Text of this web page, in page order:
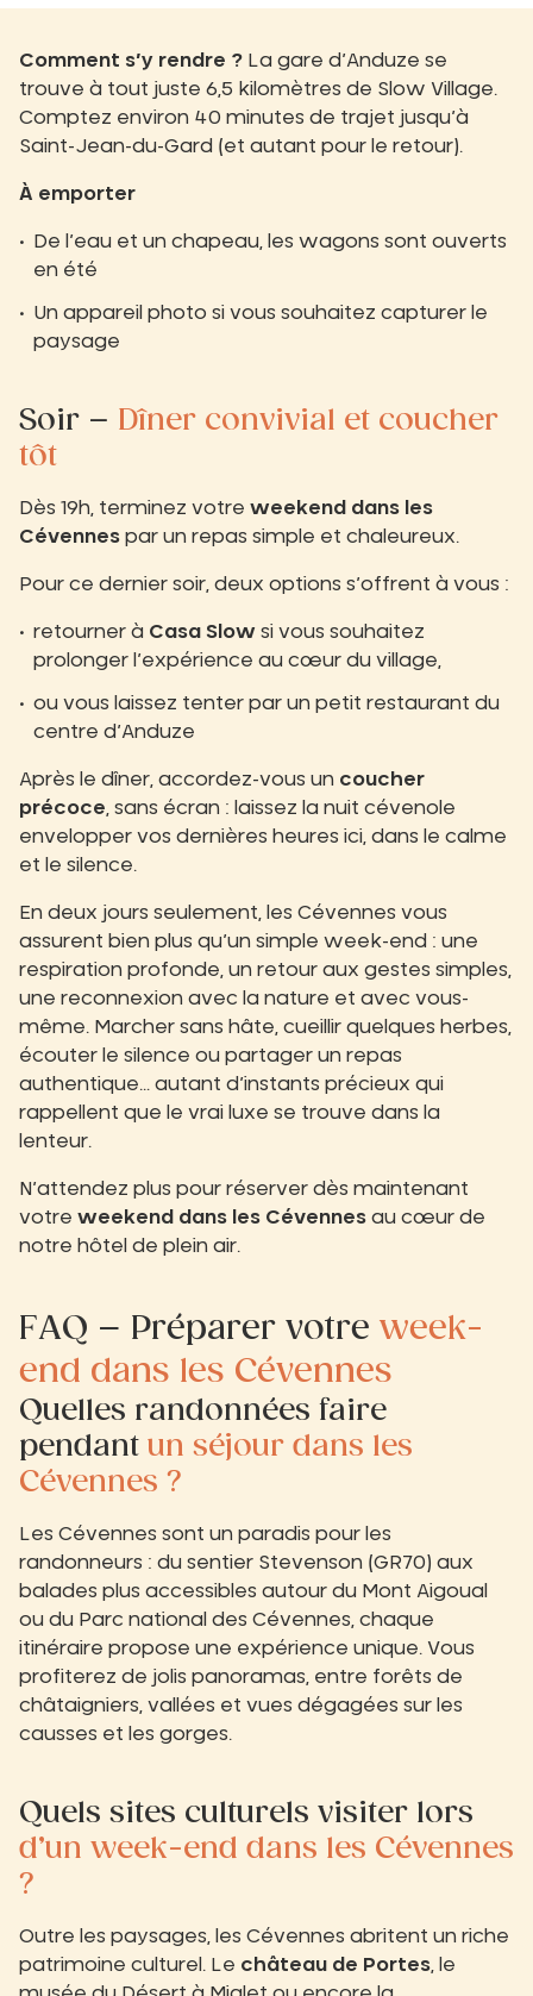
Comment s’y rendre ? La gare d’Anduze se
trouve à tout juste 6,5 kilomètres de Slow Village.
Comptez environ 40 minutes de trajet jusqu’à
Saint-Jean-du-Gard (et autant pour le retour).
À emporter
De l’eau et un chapeau, les wagons sont ouverts
en été
Un appareil photo si vous souhaitez capturer le
paysage
Soir – Dîner convivial et coucher
tôt
Dès 19h, terminez votre weekend dans les
Cévennes par un repas simple et chaleureux.
Pour ce dernier soir, deux options s’offrent à vous :
retourner à Casa Slow si vous souhaitez
prolonger l’expérience au cœur du village,
ou vous laissez tenter par un petit restaurant du
centre d’Anduze
Après le dîner, accordez-vous un coucher
précoce , sans écran : laissez la nuit cévenole
envelopper vos dernières heures ici, dans le calme
et le silence.
En deux jours seulement, les Cévennes vous
assurent bien plus qu’un simple week-end : une
respiration profonde, un retour aux gestes simples,
une reconnexion avec la nature et avec vous-
même. Marcher sans hâte, cueillir quelques herbes,
écouter le silence ou partager un repas
authentique… autant d’instants précieux qui
rappellent que le vrai luxe se trouve dans la
lenteur.
N’attendez plus pour réserver dès maintenant
votre weekend dans les Cévennes au cœur de
notre hôtel de plein air.
FAQ – Préparer votre week-
end dans les Cévennes
Quelles randonnées faire
pendant un séjour dans les
Cévennes ?
Les Cévennes sont un paradis pour les
randonneurs : du sentier Stevenson (GR70) aux
balades plus accessibles autour du Mont Aigoual
ou du Parc national des Cévennes, chaque
itinéraire propose une expérience unique. Vous
profiterez de jolis panoramas, entre forêts de
châtaigniers, vallées et vues dégagées sur les
causses et les gorges.
Quels sites culturels visiter lors
d’un week-end dans les Cévennes
?
Outre les paysages, les Cévennes abritent un riche
patrimoine culturel. Le château de Portes , le